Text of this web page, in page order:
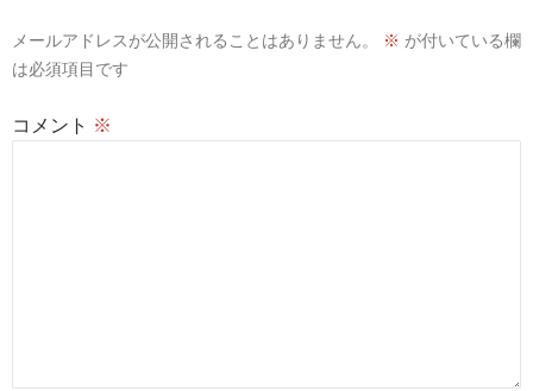
メールアドレスが公開されることはありません。 ※ が付いている欄
は必須項目です
コメント ※